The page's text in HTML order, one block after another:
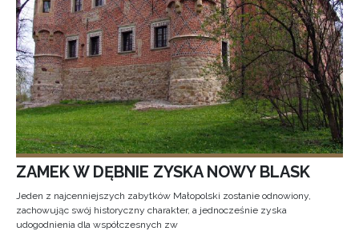
ZAMEK W DĘBNIE ZYSKA NOWY BLASK
Jeden z najcenniejszych zabytków Małopolski zostanie odnowiony,
zachowując swój historyczny charakter, a jednocześnie zyska
udogodnienia dla współczesnych zw